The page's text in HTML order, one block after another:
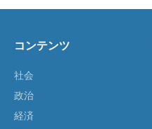
コンテンツ
社会
政治
経済